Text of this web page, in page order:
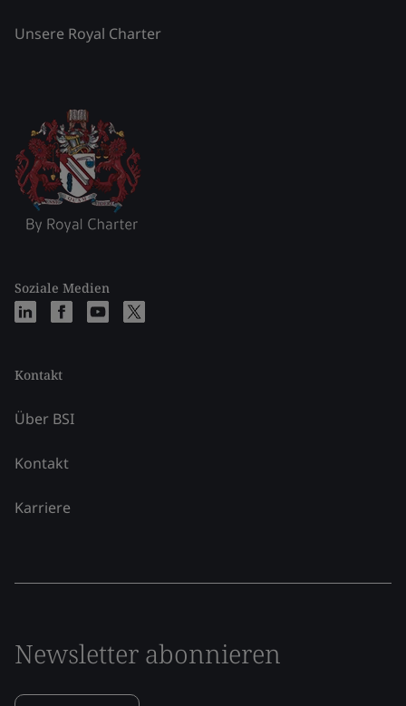
Unsere Royal Charter
Soziale Medien
Kontakt
Über BSI
Kontakt
Karriere
Newsletter abonnieren